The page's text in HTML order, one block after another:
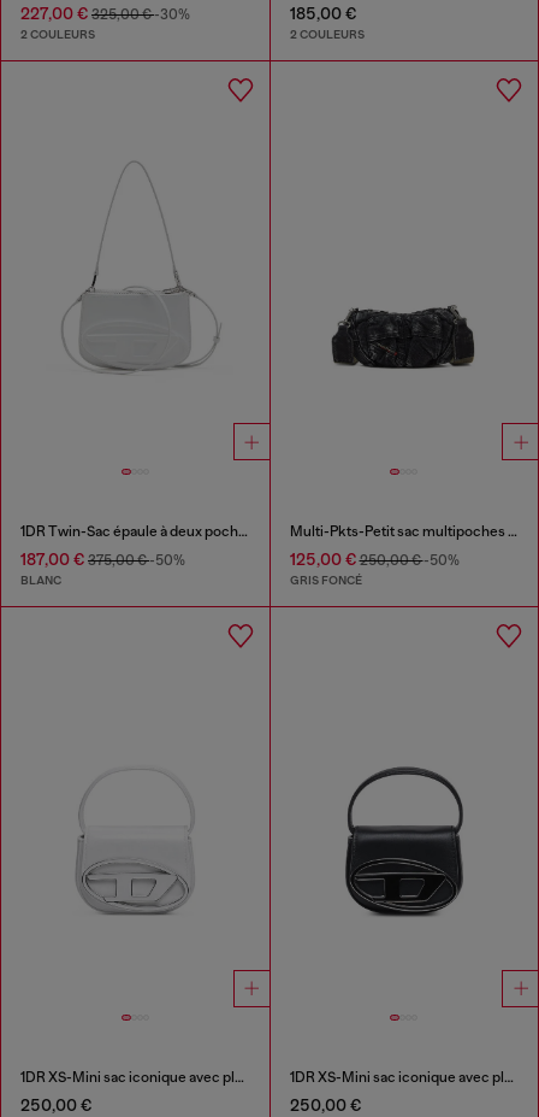
227,00 € 325,00 €-30%
2 COULEURS
185,00 €
2 COULEURS
1DR Twin-Sac épaule à deux pochettes en cuir imprimé
187,00 € 375,00 €-50%
BLANC
Multi-Pkts-Petit sac multipoches en denim délavé
125,00 €250,00 €-50%
GRIS FONCÉ
1DR XS-Mini sac iconique avec plaque D logo
250,00 €
1DR XS-Mini sac iconique avec plaque D logo
250,00 €